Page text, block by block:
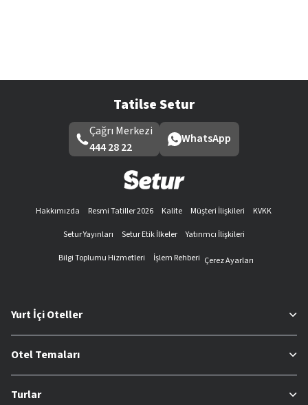
Tatilse Setur
Çağrı Merkezi
444 28 22
WhatsApp
Hakkımızda Resmi Tatiller 2026 Kalite Müşteri İlişkileri
KVKK
Setur Yayınları
Setur Etik İlkeler
Yatırımcı İlişkileri
Bilgi Toplumu Hizmetleri
İşlem Rehberi Çerez Ayarları
Yurt İçi Oteller
Otel Temaları
Turlar